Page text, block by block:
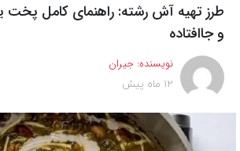
طرز تهیه آش رشته: راهنمای کامل
و جاافتاده
نویسنده: جیران
12 ماه پیش